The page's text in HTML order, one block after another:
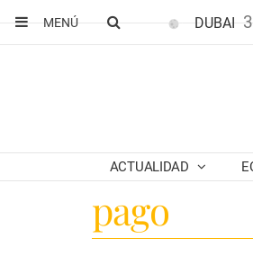
MENÚ
DUBAI
ACTUALIDAD
pago